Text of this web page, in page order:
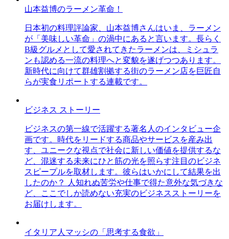
山本益博のラーメン革命！
日本初の料理評論家、山本益博さんはいま、ラーメン
が「美味しい革命」の渦中にあると言います。長らく
B級グルメとして愛されてきたラーメンは、ミシュラ
ンも認める一流の料理へと変貌を遂げつつあります。
新時代に向けて群雄割拠する街のラーメン店を巨匠自
らが実食リポートする連載です。
ビジネス ストーリー
ビジネスの第一線で活躍する著名人のインタビュー企
画です。時代をリードする商品やサービスを産み出
す、ユニークな視点で社会に新しい価値を提供するな
ど、混迷する未来にひと筋の光を照らす注目のビジネ
スピープルを取材します。彼らはいかにして結果を出
したのか？ 人知れぬ苦労や仕事で得た意外な気づきな
ど、ここでしか読めない充実のビジネスストーリーを
お届けします。
イタリア人マッシの「思考する食欲」